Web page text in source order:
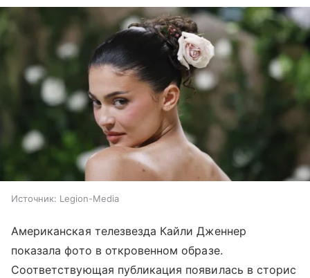
Источник: Legion-Media
Американская телезвезда Кайли Дженнер
показала фото в откровенном образе.
Соответствующая публикация появилась в сторис